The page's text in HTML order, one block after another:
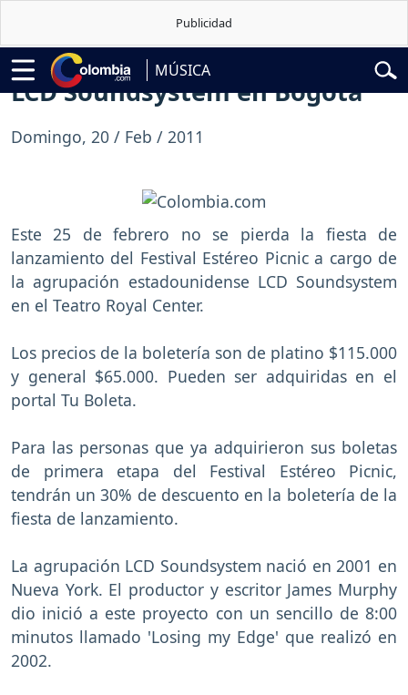
MÚSICA
de la Espriella Vuelta a Colombia
LCD Soundsystem en Bogotá
Domingo, 20 / Feb / 2011
Este 25 de febrero no se pierda la fiesta de
lanzamiento del Festival Estéreo Picnic a cargo de
la agrupación estadounidense LCD Soundsystem
en el Teatro Royal Center.
Los precios de la boletería son de platino $115.000
y general $65.000. Pueden ser adquiridas en el
portal Tu Boleta.
Para las personas que ya adquirieron sus boletas
de primera etapa del Festival Estéreo Picnic,
tendrán un 30% de descuento en la boletería de la
fiesta de lanzamiento.
La agrupación LCD Soundsystem nació en 2001 en
Nueva York. El productor y escritor James Murphy
dio inició a este proyecto con un sencillo de 8:00
minutos llamado 'Losing my Edge' que realizó en
2002.